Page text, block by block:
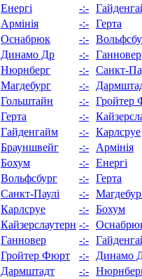
Енергі
-:-
Армінія
-:- Герта
Оснабрюк
-:-
Динамо Др
-:- Ганновер
Нюрнберг
-:- Санкт-
Магдебург
-:-
Гольштайн
-:- Гройтер
Герта
-:-
Гайденгайм
-:- Карлсруе
Брауншвейг
-:-
Армінія
Бохум
-:- Енергі
Вольфсбург
-:- Герта
Санкт-Паулі
-:-
Карлсруе
-:- Бохум
Кайзерслаутерн -:-
Ганновер
-:-
Гройтер Фюрт
-:-
Динамо
Дармштадт
-:-